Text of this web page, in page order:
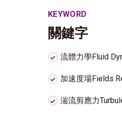
KEYWORD
關鍵字
流體力學Fluid
加速度場Fields
湍流剪應力